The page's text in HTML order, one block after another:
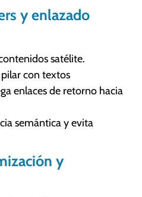
y enlazado
satélite.
con textos
enlaces de retorno hacia
semántica y evita
y